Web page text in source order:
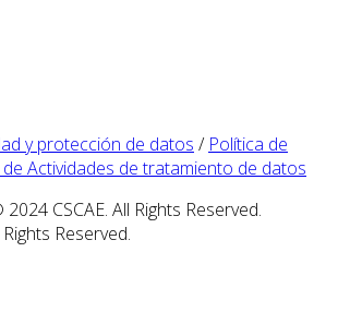
y protección de datos / Política de
de Actividades de tratamiento de datos
CSCAE. All Rights Reserved.
Reserved.